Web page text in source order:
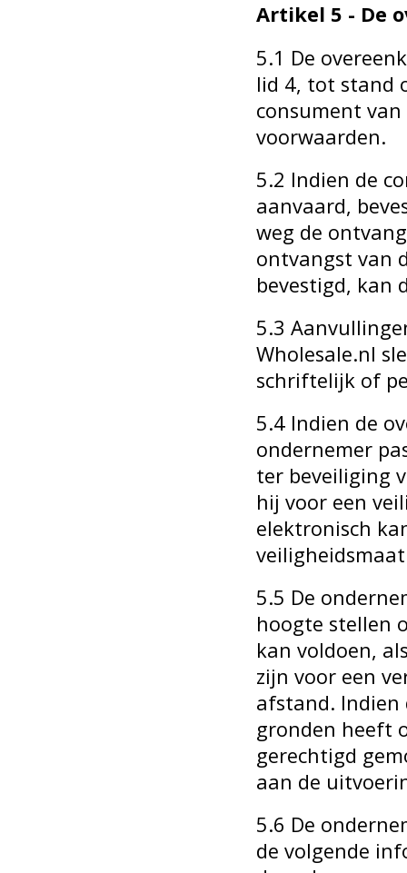
Artikel 5 - De
5.1 De
lid 4, tot stand
consument
voorwaarden.
5.2 Indien de
aanvaard,
weg de
ontvangst van
bevestigd, kan
5.3
Wholesale.nl
schriftelijk of
5.4 Indien de
ondernemer
ter beveiliging
hij voor een
elektronisch
5.5 De
hoogte stellen
kan voldoen,
zijn voor een
afstand. Indien
gronden heeft
gerechtigd
aan de
5.6 De
de volgende